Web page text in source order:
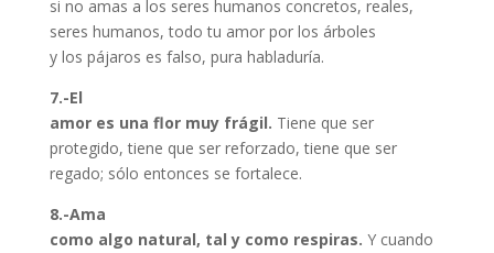
si no amas a los seres humanos concretos, reales,
seres humanos, todo tu amor por los árboles
y los pájaros es falso, pura habladuría.
7.-El
amor es una flor muy frágil. Tiene que ser
protegido, tiene que ser reforzado, tiene que ser
regado; sólo entonces se fortalece.
8.-Ama
como algo natural, tal y como respiras. Y cuando